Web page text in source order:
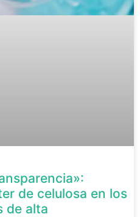
de celulosa en los
de alta